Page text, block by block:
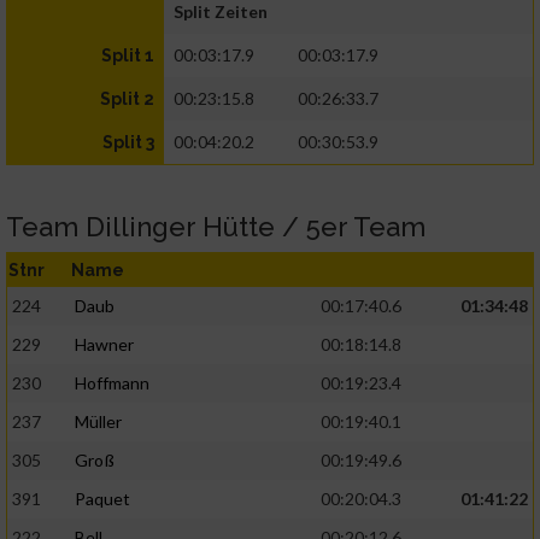
Split Zeiten
Split 1 00:03:17.9 00:03:17.9
Split 2 00:23:15.8 00:26:33.7
Split 3 00:04:20.2 00:30:53.9
Team Dillinger Hütte / 5er Team
Stnr Name
224 Daub 00:17:40.6
01:34:48
229
Hawner
00:18:14.8
230
Hoffmann
00:19:23.4
237
Müller
00:19:40.1
305
Groß
00:19:49.6
391
Paquet 00:20:04.3
01:41:22